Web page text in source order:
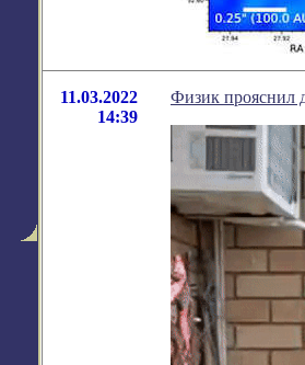
11.03.2022
14:39
Физик прояснил